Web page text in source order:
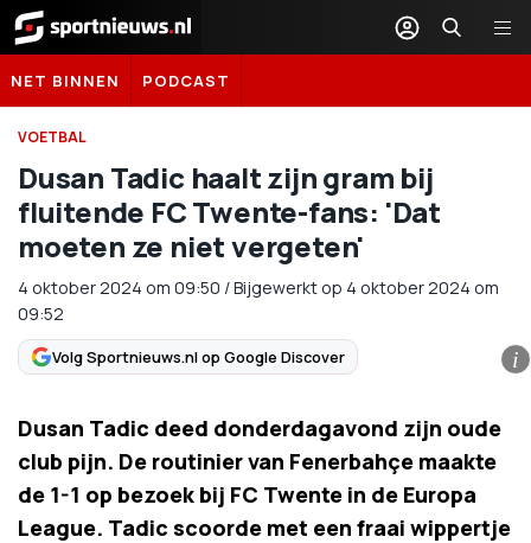
Sportnieuws.nl
NET BINNEN PODCAST
VOETBAL
Dusan Tadic haalt zijn gram bij
fluitende FC Twente-fans: 'Dat
moeten ze niet vergeten'
4 oktober 2024 om 09:50 /Bijgewerkt op 4 oktober 2024 om
09:52
Volg Sportnieuws.nl op Google Discover i
Dusan Tadic deed donderdagavond zijn oude
club pijn. De routinier van Fenerbahçe maakte
de 1-1 op bezoek bij FC Twente in de Europa
League. Tadic scoorde met een fraai wippertje